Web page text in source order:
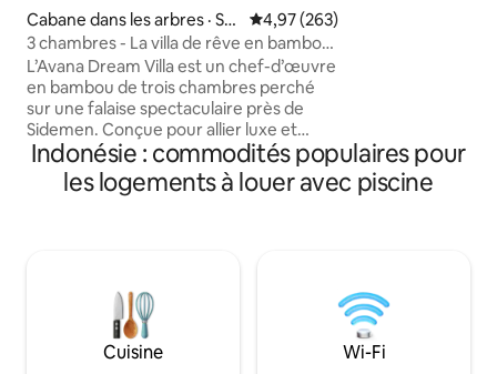
Cabane dans les arbres · Se
marapura
Note moyenne de 4,97 sur 5,
4,97 (263)
3 chambres - La villa de rêve en bambou
à flanc de falaise par Avana
L’Avana Dream Villa est un chef-d’œuvre
en bambou de trois chambres perché
sur une falaise spectaculaire près de
Sidemen. Conçue pour allier luxe et
nature, elle offre des vues
panoramiques à couper le souffle depuis
chacune des pièces. Profitez de votre
l’océan Indien à droite. Pour des soirées
douillettes, nous mettons aussi à votre
disposition un projecteur et un écran sur
demande — parfaits pour des soirées
Détendez-vous
unique et
Indonésie : commodités populaires pour
les logements à louer avec piscine
Cuisine Wi-Fi